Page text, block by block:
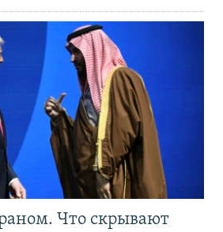
Что скрывают